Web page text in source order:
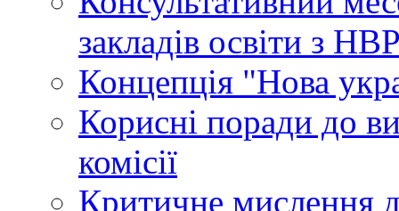
закладів освіти з
Концепція "Нова
Корисні поради до
комісії
Критичне мислення